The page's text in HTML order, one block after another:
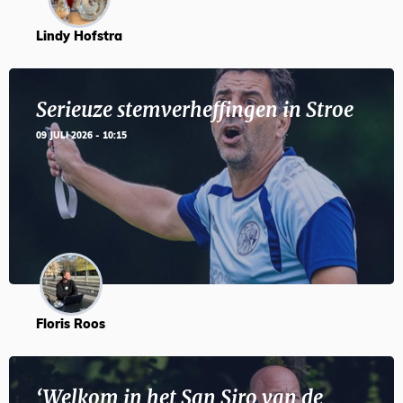
Lindy Hofstra
Serieuze stemverheffingen in Stroe
09 JULI 2026 - 10:15
Floris Roos